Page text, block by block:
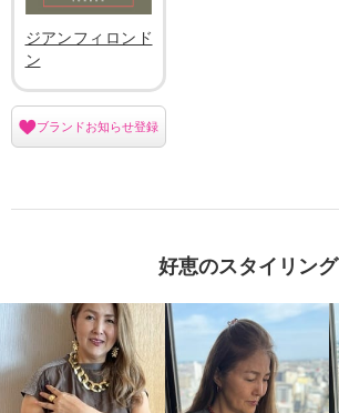
ジアンフィロンド
ン
ブランドお知らせ登録
好恵のスタイリング